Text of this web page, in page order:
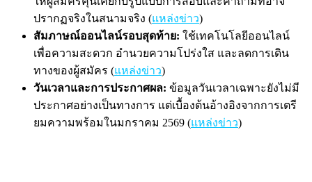
ปรากฏจริงในสนามจริง (แหล่งข่าว)
สัมภาษณ์ออนไลน์รอบสุดท้าย: ใช้เทคโนโลยีออนไลน์
เพื่อความสะดวก อำนวยความโปร่งใส และลดการเดิน
ทางของผู้สมัคร (แหล่งข่าว)
วันเวลาและการประกาศผล: ข้อมูลวันเวลาเฉพาะยังไม่มี
ประกาศอย่างเป็นทางการ แต่เบื้องต้นอ้างอิงจากการเตรี
ยมความพร้อมในมกราคม 2569 (แหล่งข่าว)